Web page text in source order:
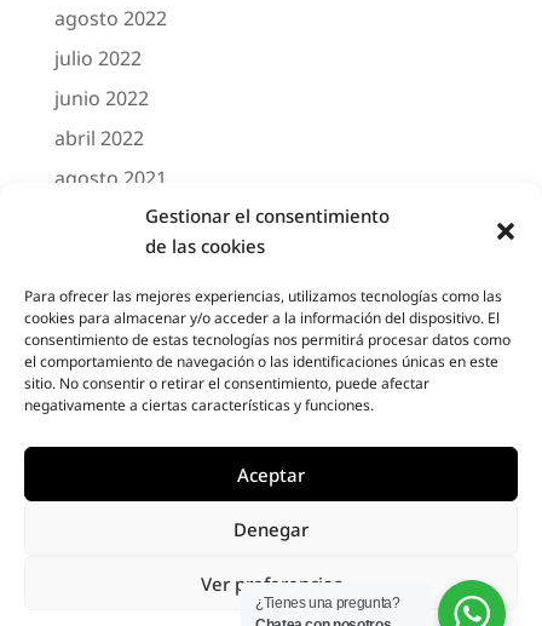
Gestionar el consentimiento
de las cookies
Para ofrecer las mejores experiencias, utilizamos tecnologías como las
cookies para almacenar y/o acceder a la información del dispositivo. El
consentimiento de estas tecnologías nos permitirá procesar datos como
el comportamiento de navegación o las identificaciones únicas en este
sitio. No consentir o retirar el consentimiento, puede afectar
negativamente a ciertas características y funciones.
Aceptar
Denegar
Ver preferencias
agosto 2022
julio 2022
junio 2022
abril 2022
agosto 2021
marzo 2021
febrero 2021
octubre 2020
agosto 2020
junio 2020
mayo 2020
Elegant Themes | Powered by
Diseño Web a medida| Childtheme created
¿Tienes una pregunta?